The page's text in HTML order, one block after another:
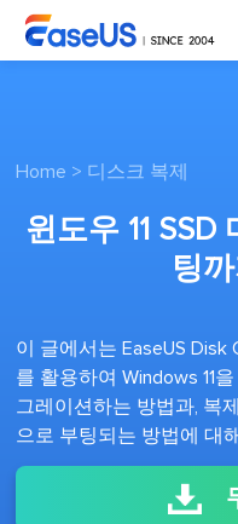
Home > 디스크 복제
윈도우 11
팅
이 글에서는 EaseUS
를 활용하여 Windows 11
그레이션하는 방법과, 복
으로 부팅되는 방법에 대